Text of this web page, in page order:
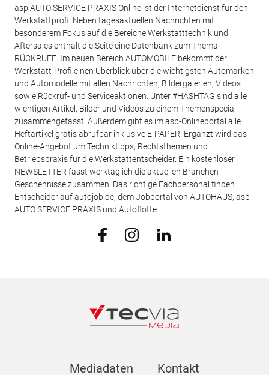
asp AUTO SERVICE PRAXIS Online ist der Internetdienst für den
Werkstattprofi. Neben tagesaktuellen Nachrichten mit
besonderem Fokus auf die Bereiche Werkstatttechnik und
Aftersales enthält die Seite eine Datenbank zum Thema
RÜCKRUFE. Im neuen Bereich AUTOMOBILE bekommt der
Werkstatt-Profi einen Überblick über die wichtigsten Automarken
und Automodelle mit allen Nachrichten, Bildergalerien, Videos
sowie Rückruf- und Serviceaktionen. Unter #HASHTAG sind alle
wichtigen Artikel, Bilder und Videos zu einem Themenspecial
zusammengefasst. Außerdem gibt es im asp-Onlineportal alle
Heftartikel gratis abrufbar inklusive E-PAPER. Ergänzt wird das
Online-Angebot um Techniktipps, Rechtsthemen und
Betriebspraxis für die Werkstattentscheider. Ein kostenloser
NEWSLETTER fasst werktäglich die aktuellen Branchen-
Geschehnisse zusammen. Das richtige Fachpersonal finden
Entscheider auf autojob.de, dem Jobportal von AUTOHAUS, asp
AUTO SERVICE PRAXIS und Autoflotte.
Mediadaten Kontakt